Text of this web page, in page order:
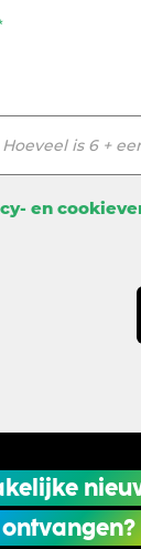
is 6 +
en
ontvangen?